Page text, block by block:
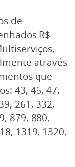
de
R$
através
que
43, 46, 47,
261, 332,
879, 880,
1319, 1320,